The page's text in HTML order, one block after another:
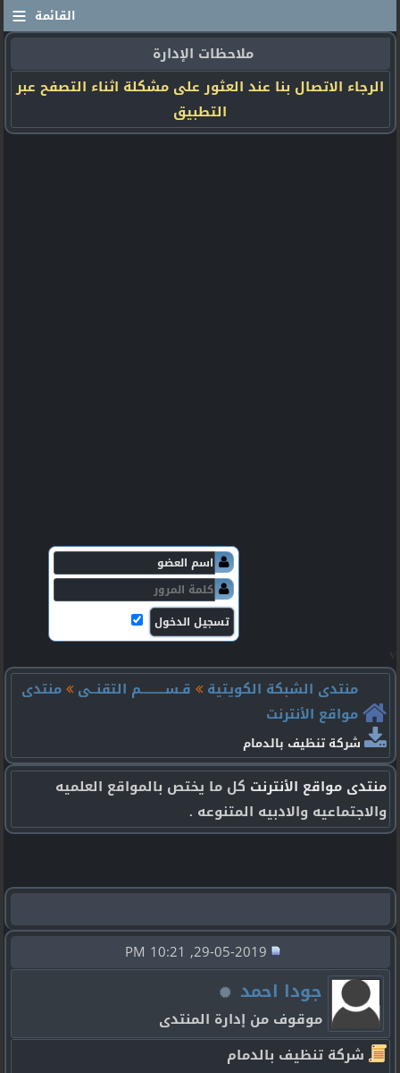
≡ القائمة
ملاحظات الإدارة
الرجاء الاتصال بنا عند العثور على مشكلة اثناء التصفح عبر
التطبيق
منتدى الشبكة الكويتية
قـســـــــــم التقنــى
منتدى
مواقع الأنترنت
شركة تنظيف بالدمام
منتدى مواقع الأنترنت كل ما يختص بالمواقع العلميه
والاجتماعيه والادبيه المتنوعه .
جودا احمد
موقوف من إدارة المنتدى
شركة تنظيف بالدمام